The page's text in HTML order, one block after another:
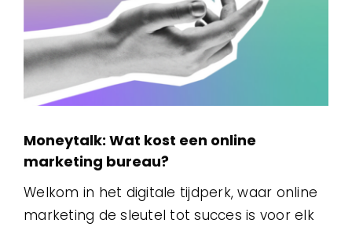
Moneytalk: Wat kost een online
marketing bureau?
Welkom in het digitale tijdperk, waar online
marketing de sleutel tot succes is voor elk